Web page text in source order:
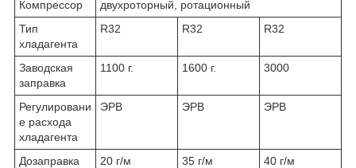
Компрессор
двухроторный, ротационный
Тип
хладагента
R32 R32 R32
Заводская
заправка
1100 г. 1600 г. 3000
Регулировани
е расхода
хладагента
ЭРВ ЭРВ ЭРВ
Дозаправка
20 г/м 35 г/м 40 г/м